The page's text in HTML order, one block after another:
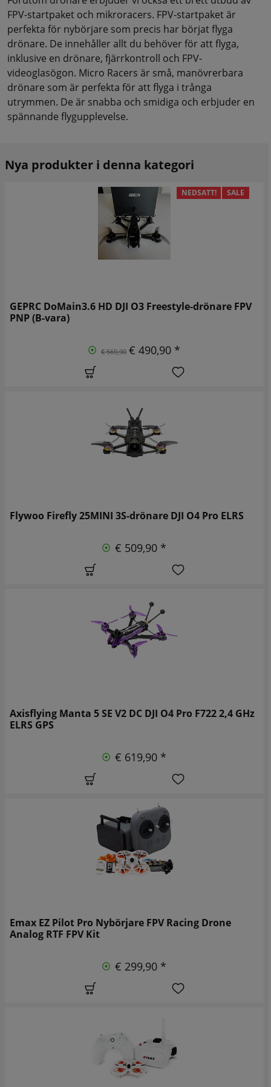
FPV-startpaket och mikroracers. FPV-startpaket är
perfekta för nybörjare som precis har börjat flyga
drönare. De innehåller allt du behöver för att flyga,
inklusive en drönare, fjärrkontroll och FPV-
videoglasögon. Micro Racers är små, manövrerbara
drönare som är perfekta för att flyga i trånga
utrymmen. De är snabba och smidiga och erbjuder en
spännande flygupplevelse.
Nya produkter i denna kategori
NEDSATT! SALE
GEPRC DoMain3.6 HD DJI O3 Freestyle-drönare FPV
PNP (B-vara)
€ 569,90 € 490,90 *
Flywoo Firefly 25MINI 3S-drönare DJI O4 Pro ELRS
€ 509,90 *
Axisflying Manta 5 SE V2 DC DJI O4 Pro F722 2,4 GHz
ELRS GPS
€ 619,90 *
Emax EZ Pilot Pro Nybörjare FPV Racing Drone
Analog RTF FPV Kit
€ 299,90 *